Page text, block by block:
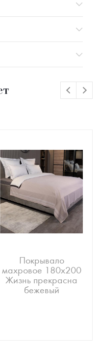
Покрывало
махровое 180х200
Жизнь прекрасна
бежевый